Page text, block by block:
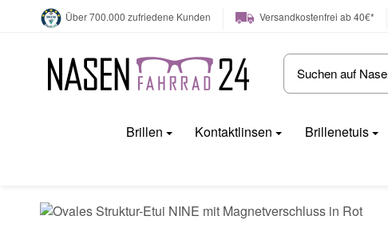
Über 700.000 zufriedene Kunden Versandkostenfrei ab 40€*
Brillen Kontaktlinsen Brillenetuis